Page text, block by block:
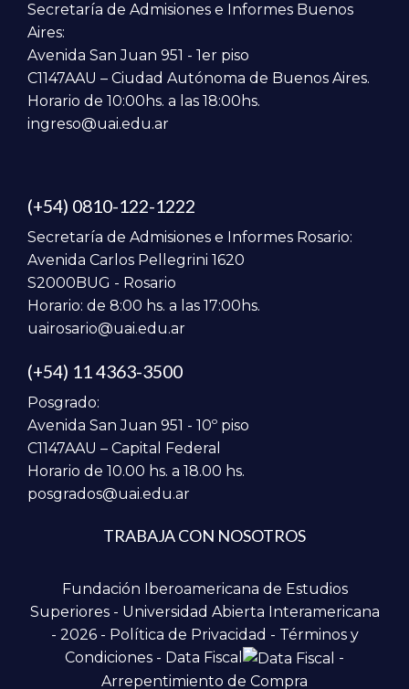
Secretaría de Admisiones e Informes Buenos
Aires:
Avenida San Juan 951 - 1er piso
C1147AAU – Ciudad Autónoma de Buenos Aires.
Horario de 10:00hs. a las 18:00hs.
ingreso@uai.edu.ar
(+54) 0810-122-1222
Secretaría de Admisiones e Informes Rosario:
Avenida Carlos Pellegrini 1620
S2000BUG - Rosario
Horario: de 8:00 hs. a las 17:00hs.
uairosario@uai.edu.ar
(+54) 11 4363-3500
Posgrado:
Avenida San Juan 951 - 10º piso
C1147AAU – Capital Federal
Horario de 10.00 hs. a 18.00 hs.
posgrados@uai.edu.ar
TRABAJA CON NOSOTROS
Fundación Iberoamericana de Estudios
Superiores - Universidad Abierta Interamericana
- 2026 - Política de Privacidad - Términos y
Condiciones - Data Fiscal
-
Arrepentimiento de Compra